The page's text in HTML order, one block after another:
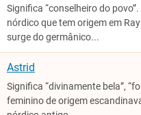
Significa “conselheiro do
nórdico que tem origem em
surge do germânico...
Astrid
Significa “divinamente bela”,
feminino de origem